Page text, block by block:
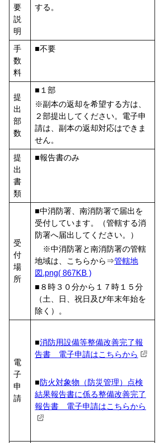
要
説
明
する。
手
数
料
■不要
提
出
部
数
■１部
※副本の返却を希望する方は、
２部提出してください。電子申
請は、副本の返却対応はできま
せん。
提
出
書
類
■報告書のみ
受
付
場
所
■中消防署、南消防署で届出を
受付しています。（管轄する消
防署へ届出してください。）
※中消防署と南消防署の管轄
地域は、こちらから⇒管轄地
図.png( 867KB )
■８時３０分から１７時１５分
（土、日、祝日及び年末年始を
除く）。
電
子
申
請
■消防用設備等整備改善完了報
告書 電子申請はこちらから
■防火対象物（防災管理）点検
結果報告書に係る整備改善完了
報告書 電子申請はこちらから